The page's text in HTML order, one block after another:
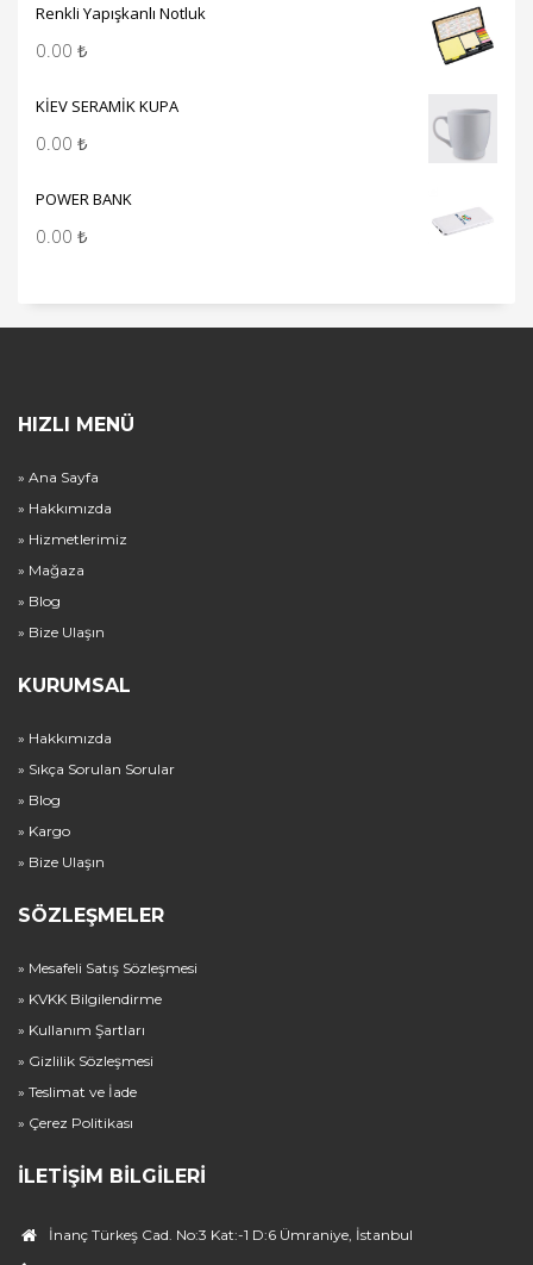
Renkli Yapışkanlı Notluk
0.00 ₺
KİEV SERAMİK KUPA
0.00 ₺
POWER BANK
0.00 ₺
HIZLI MENÜ
» Ana Sayfa
» Hakkımızda
» Hizmetlerimiz
» Mağaza
» Blog
» Bize Ulaşın
KURUMSAL
» Hakkımızda
» Sıkça Sorulan Sorular
» Blog
» Kargo
» Bize Ulaşın
SÖZLEŞMELER
» Mesafeli Satış Sözleşmesi
» KVKK Bilgilendirme
» Kullanım Şartları
» Gizlilik Sözleşmesi
» Teslimat ve İade
» Çerez Politikası
İLETIŞIM BILGILERI
İnanç Türkeş Cad. No:3 Kat:-1 D:6 Ümraniye, İstanbul